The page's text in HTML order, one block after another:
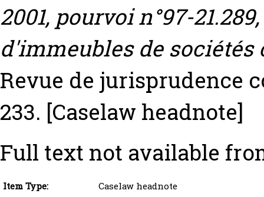
2001, pourvoi n°97-
d'immeubles de
Revue de jurisprudence
233. [Caselaw headnote]
Full text not available
Item Type:
Caselaw headnote